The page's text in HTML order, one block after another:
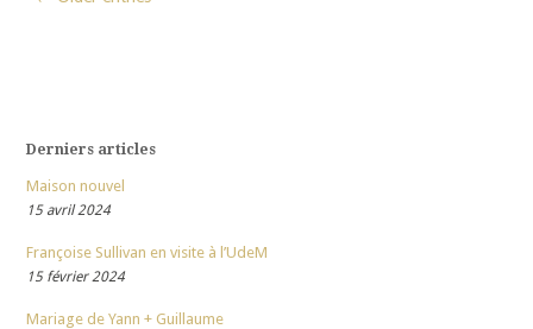
Derniers articles
Maison nouvel
15 avril 2024
Françoise Sullivan en visite à l’UdeM
15 février 2024
Mariage de Yann + Guillaume